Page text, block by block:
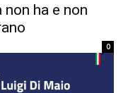
non ha e non
0